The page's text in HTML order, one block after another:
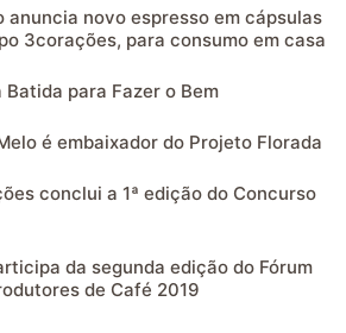
anuncia novo espresso em cápsulas
3corações, para consumo em casa
Batida para Fazer o Bem
é embaixador do Projeto Florada
conclui a 1ª edição do Concurso
da segunda edição do Fórum
de Café 2019